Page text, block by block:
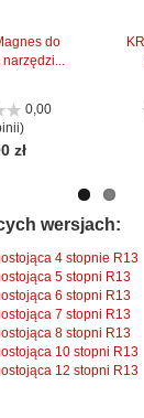
do
0,00
zł
wersjach:
4 stopnie R13
5 stopni R13
6 stopni R13
7 stopni R13
8 stopni R13
10 stopni R13
12 stopni R13